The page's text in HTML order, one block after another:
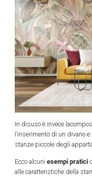
In disuso è invece
l’inserimento di un divano
stanze piccole degli
Ecco alcuni esempi pratici
alle caratteristiche della